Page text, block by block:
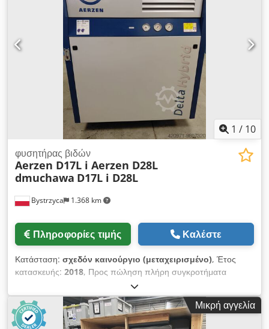
1 / 10
Bystrzyca 1.368 km
φυσητήρας βιδών
Aerzen D17L i Aerzen D28L
dmuchawa D17L i D28L
Πληροφορίες τιμής Καλέστε
Κατάσταση: σχεδόν καινούργιο (μεταχειρισμένο), Έτος
κατασκευής: 2018, Προς πώληση πλήρη συγκροτήματα
Aerzen D17L και D28L. Έτος κατασκευής 2018, σε άριστη
κατάσταση με κινητήρες 15 kW και 22 kW. Εγγύηση.
Περισσότερες πληροφορίες τηλεφωνικά ή μέσω email.
Crjdslnlr Espfx Aphsf
Μικρή αγγελία